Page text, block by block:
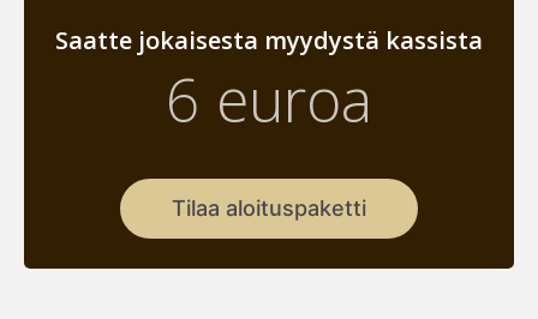
Saatte jokaisesta myydystä kassista
6 euroa
Tilaa aloituspaketti